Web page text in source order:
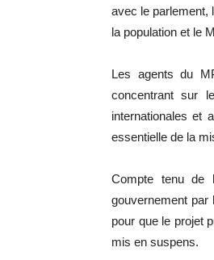
avec le parlement,
la population et le
Les agents du
concentrant sur
internationales et
essentielle de la
Compte tenu de
gouvernement par
pour que le projet
mis en suspens.